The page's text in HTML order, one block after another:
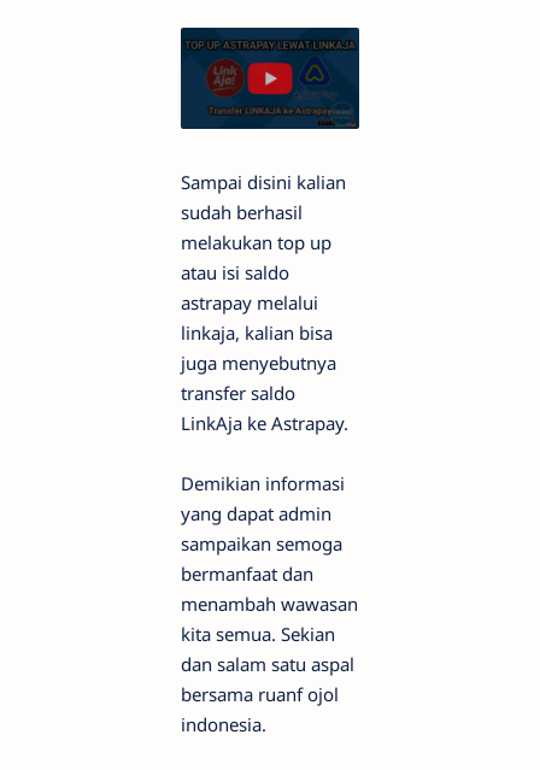
Sampai disini kalian
sudah berhasil
melakukan top up
atau isi saldo
astrapay melalui
linkaja, kalian bisa
juga menyebutnya
transfer saldo
LinkAja ke Astrapay.
Demikian informasi
yang dapat admin
sampaikan semoga
bermanfaat dan
menambah wawasan
kita semua. Sekian
dan salam satu aspal
bersama ruanf ojol
indonesia.